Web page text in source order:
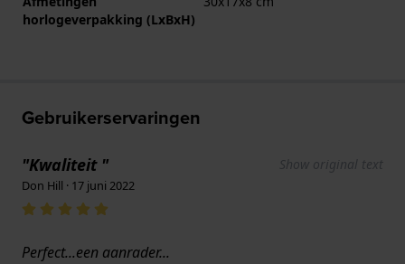
horlogeverpakking (LxBxH)
Gebruikerservaringen
"Kwaliteit " Show original text
Don Hill · 17 juni 2022
Perfect...een aanrader...